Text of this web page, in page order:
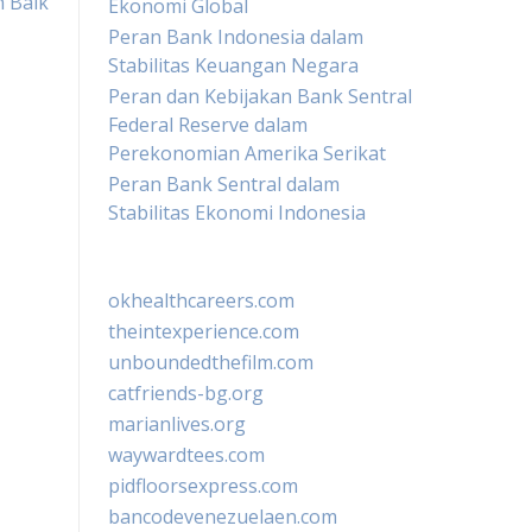
Ekonomi Global
Peran Bank Indonesia dalam
Stabilitas Keuangan Negara
Peran dan Kebijakan Bank Sentral
Federal Reserve dalam
Perekonomian Amerika Serikat
Peran Bank Sentral dalam
Stabilitas Ekonomi Indonesia
okhealthcareers.com
theintexperience.com
unboundedthefilm.com
catfriends-bg.org
marianlives.org
waywardtees.com
pidfloorsexpress.com
bancodevenezuelaen.com